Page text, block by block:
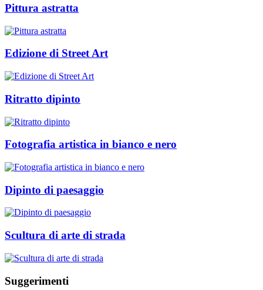
Pittura astratta
Edizione di Street Art
Ritratto dipinto
Fotografia artistica in bianco e nero
Dipinto di paesaggio
Scultura di arte di strada
Suggerimenti